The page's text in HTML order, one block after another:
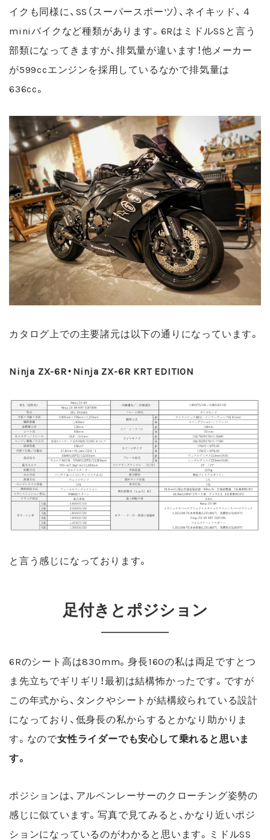
イクも同様に、SS（スーパースポーツ）、ネイキッド、４
miniバイクなど種類があります。 6RはミドルSSと言う
部類になってきますが、排気量が違います！他メーカー
が599ccエンジンを採用しているなかで排気量は
636cc。
カタログ上での主要諸元は以下の通りになっています。
Ninja ZX-6R・Ninja ZX-6R KRT EDITION
と言う感じになっております。
足付きとポジション
6Rのシート高は830mm。身長160の私は両足ですとつ
ま先立ちでギリギリ！最初は結構怖かったです。ですが
この年式から、タンクやシートが結構絞られている設計
になっており、低身長の私からするとかなり助かりま
す。なので女性ライダーでも安心して乗れると思いま
す。
ポジションは、アルペンレーサーのクローチング姿勢の
感じに似ています。写真で見てみると、かなり近いポジ
ションになっているのがわかると思います。 ミドルSS